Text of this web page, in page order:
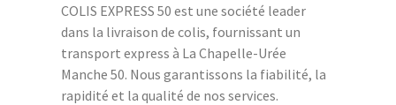
COLIS EXPRESS 50 est une société leader
dans la livraison de colis, fournissant un
transport express à La Chapelle-Urée
Manche 50. Nous garantissons la fiabilité, la
rapidité et la qualité de nos services.